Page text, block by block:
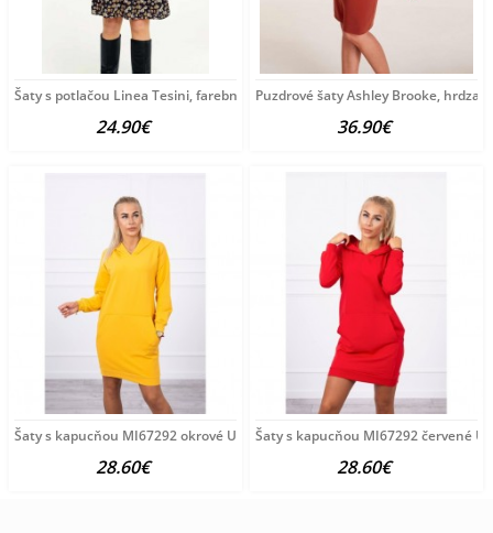
Šaty s potlačou Linea Tesini, farebné
24.90€
Puzdrové šaty Ashley Brooke,
36.90€
Šaty s kapucňou MI67292 okrové Univerzálna Okrová
28.60€
Šaty s kapucňou MI67292 červené
28.60€